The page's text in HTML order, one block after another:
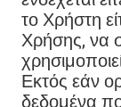
το Χρήστη
Χρήσης, να
Εκτός εάν
δεδομένα